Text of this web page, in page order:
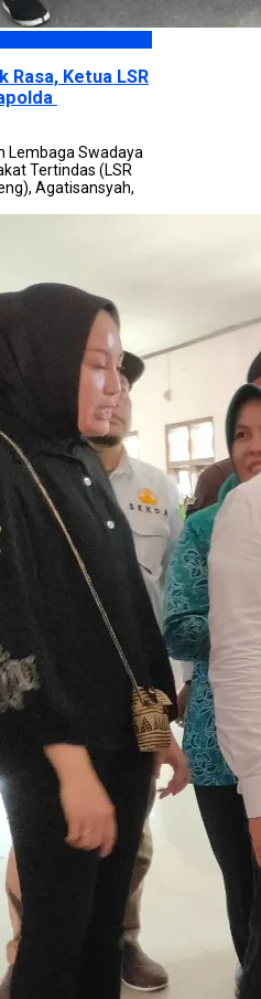
Rasa, Ketua LSR
Lembaga Swadaya
Tertindas (LSR
Agatisansyah,